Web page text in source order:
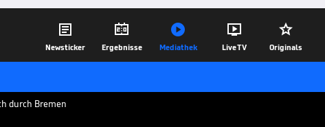

Newsticker

Ergebnisse

Mediathek

Live TV

Originals
durch Bremen